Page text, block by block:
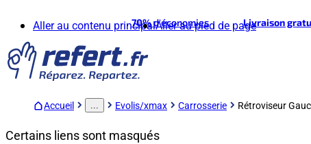
Aller au contenu principalAller au pied de page
70%d'économies Livraison
Accueil ... Evolis/xmax Carrosserie Rétroviseur
Certains liens sont masqués